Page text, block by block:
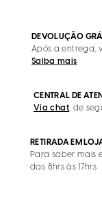
DEVOLUÇÃO
Após a entrega,
Saiba mais
CENTRAL DE
Via chat, de
RETIRADA EM
Para saber mais
das 8hrs às 17hrs